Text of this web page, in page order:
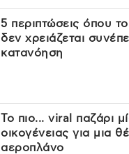
5 περιπτώσεις όπου
δεν χρειάζεται
κατανόηση
Το πιο... viral παζάρι
οικογένειας για μια
αεροπλάνο